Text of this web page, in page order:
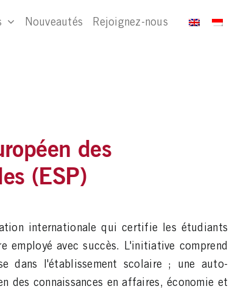
Nouveautés Rejoignez-nous
des
(ESP)
internationale qui certifie les étudiants
avec succès. L'initiative comprend
dans l'établissement scolaire ; une auto-
des connaissances en affaires, économie et